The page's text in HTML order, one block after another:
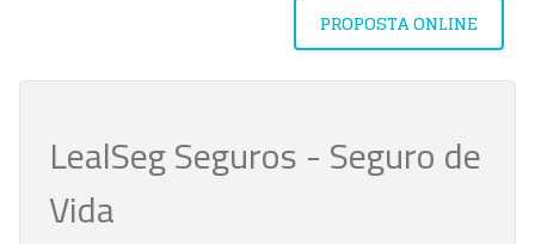
PROPOSTA ONLINE
LealSeg Seguros - Seguro de
Vida